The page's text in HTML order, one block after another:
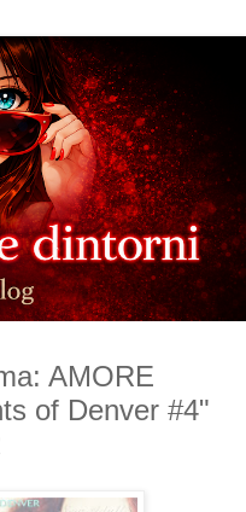
AMORE
of Denver #4"